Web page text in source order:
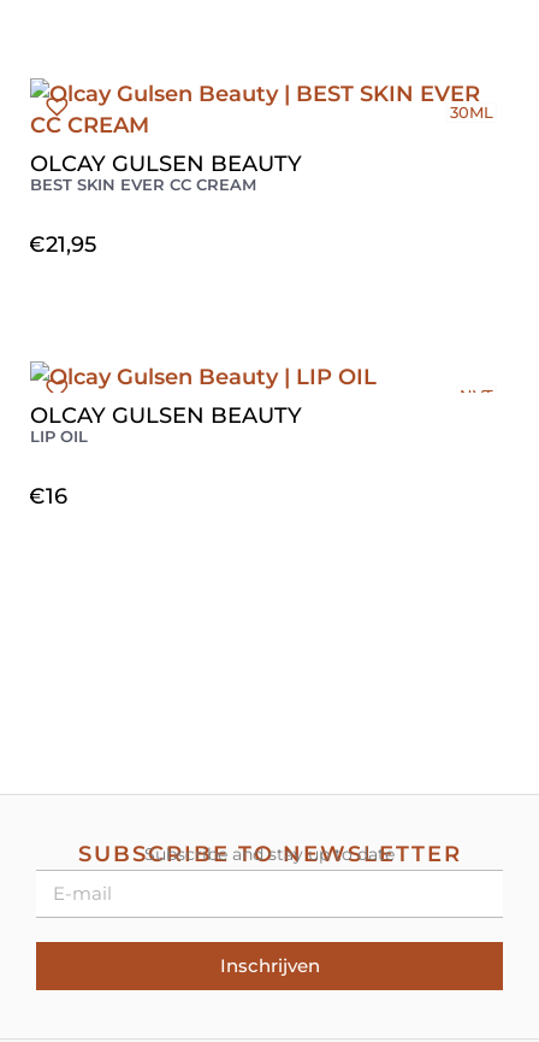
OLCAY GULSEN BEAUTY
BEST SKIN EVER CC CREAM
€21,95
30ML
OLCAY GULSEN BEAUTY
LIP OIL
€16
NVT
SUBSCRIBE TO NEWSLETTER
Subscribe and stay up to date
Inschrijven